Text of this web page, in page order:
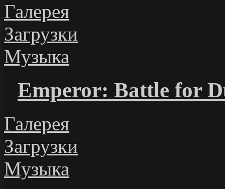
Галерея
Загрузки
Музыка
Emperor: Battle for
Галерея
Загрузки
Музыка